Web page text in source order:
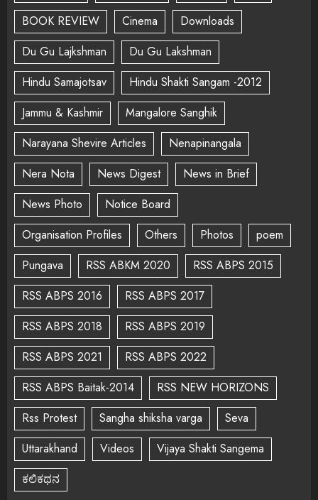
BOOK REVIEW
Cinema
Downloads
Du Gu Lajkshman
Du Gu Lakshman
Hindu Samajotsav
Hindu Shakti Sangam -2012
Jammu & Kashmir
Mangalore Sanghik
Narayana Shevire Articles
Nenapinangala
Nera Nota
News Digest
News in Brief
News Photo
Notice Board
Organisation Profiles
Others Photos
poem
Pungava
RSS ABKM 2020
RSS ABPS 2015
RSS ABPS 2016
RSS ABPS 2017
RSS ABPS 2018
RSS ABPS 2019
RSS ABPS 2021
RSS ABPS 2022
RSS ABPS Baitak-2014
RSS NEW HORIZONS
Rss Protest
Sangha shiksha varga
Seva
Uttarakhand
Videos
Vijaya Shakti Sangema
ಕಲಿಕಥನ